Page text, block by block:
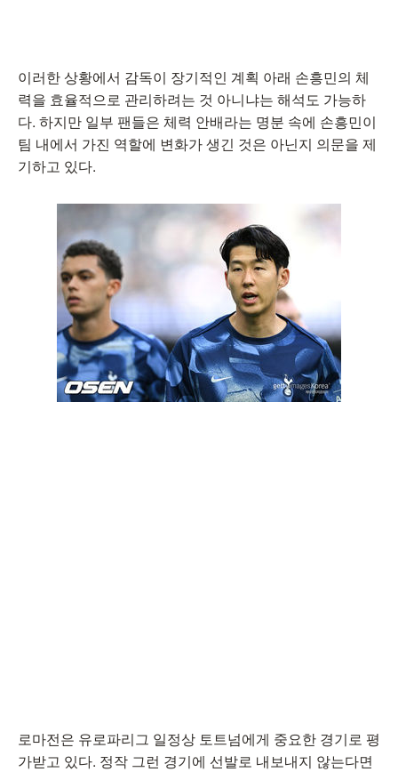
이러한 상황에서 감독이 장기적인 계획 아래 손흥민의 체
력을 효율적으로 관리하려는 것 아니냐는 해석도 가능하
다. 하지만 일부 팬들은 체력 안배라는 명분 속에 손흥민이
팀 내에서 가진 역할에 변화가 생긴 것은 아닌지 의문을 제
기하고 있다.
로마전은 유로파리그 일정상 토트넘에게 중요한 경기로 평
가받고 있다. 정작 그런 경기에 선발로 내보내지 않는다면